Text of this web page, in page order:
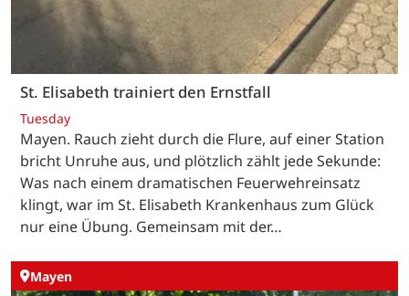
St. Elisabeth trainiert den Ernstfall
Tuesday
Mayen. Rauch zieht durch die Flure, auf einer Station
bricht Unruhe aus, und plötzlich zählt jede Sekunde:
Was nach einem dramatischen Feuerwehreinsatz
klingt, war im St. Elisabeth Krankenhaus zum Glück
nur eine Übung. Gemeinsam mit der…
Mayen